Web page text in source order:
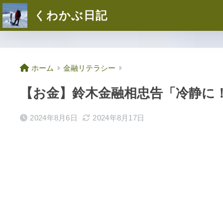
くわかぶ日記
ホーム 金融リテラシー
【お金】鈴木金融相忠告「冷静に
2024年8月6日 2024年8月17日